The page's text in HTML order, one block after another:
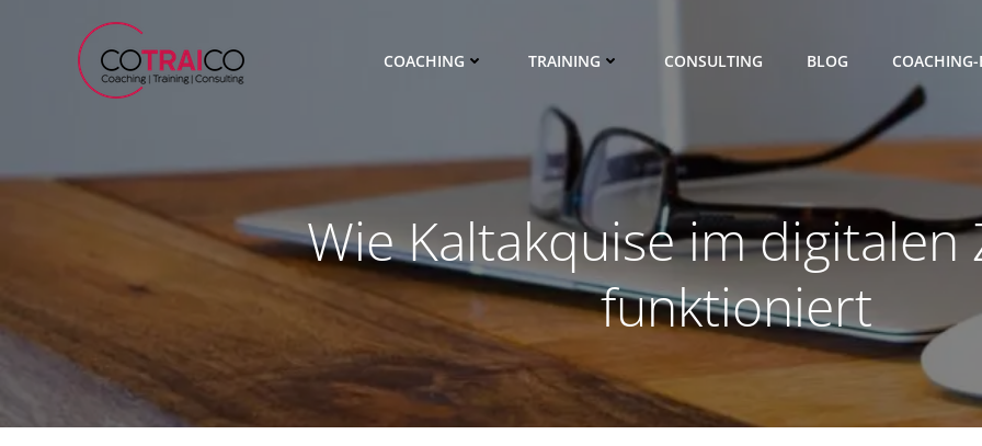
COACHING TRAINING CONSULTING BLOG COACHING-
Wie Kaltakquise im digitalen
funktioniert